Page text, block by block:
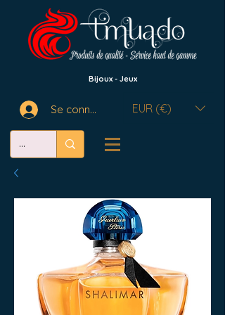
Bijoux - Jeux
Se connecter EUR (€)